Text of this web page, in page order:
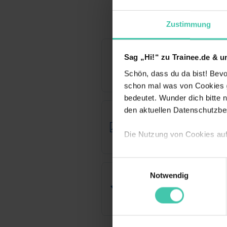
Zustimmung
Sag „Hi!“ zu Trainee.de &
Schön, dass du da bist!
schon mal was von
bedeutet. Wunder dich bitte
den aktuellen
Die Nutzung von Cookies
Wir verwenden Cookies zur
Webseite getroffenen
(„Statistiken“), um
und Analysen
Notwendig
Trainee
Tübingen
Rhenus
BRUNATA-
Trainee